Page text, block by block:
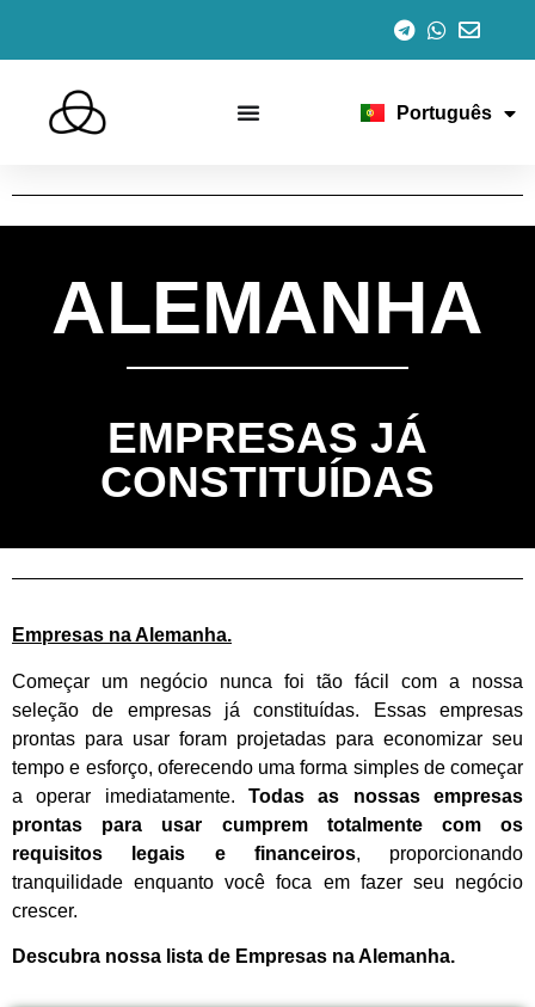
Português
English
Italiano
Deutsch
ALEMANHA
EMPRESAS JÁ
CONSTITUÍDAS
Empresas na Alemanha.
Começar um negócio nunca foi tão fácil com a nossa
seleção de empresas já constituídas. Essas empresas
prontas para usar foram projetadas para economizar seu
tempo e esforço, oferecendo uma forma simples de começar
a operar imediatamente. Todas as nossas empresas
prontas para usar cumprem totalmente com os
requisitos legais e financeiros, proporcionando
tranquilidade enquanto você foca em fazer seu negócio
crescer.
Descubra nossa lista de Empresas na Alemanha.